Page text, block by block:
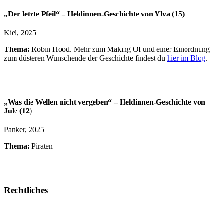
„Der letzte Pfeil“ – Heldinnen-Geschichte von Ylva (15)
Kiel, 2025
Thema: Robin Hood. Mehr zum Making Of und einer Einordnung
zum düsteren Wunschende der Geschichte findest du hier im Blog.
„Was die Wellen nicht vergeben“ – Heldinnen-Geschichte von
Jule (12)
Panker, 2025
Thema: Piraten
Rechtliches